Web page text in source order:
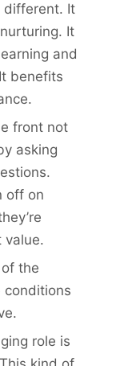
different. It
It
and
benefits
front not
asking
off on
value.
the
role is